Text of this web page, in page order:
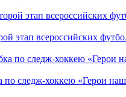
этап всероссийских
следж-хоккею «Герои